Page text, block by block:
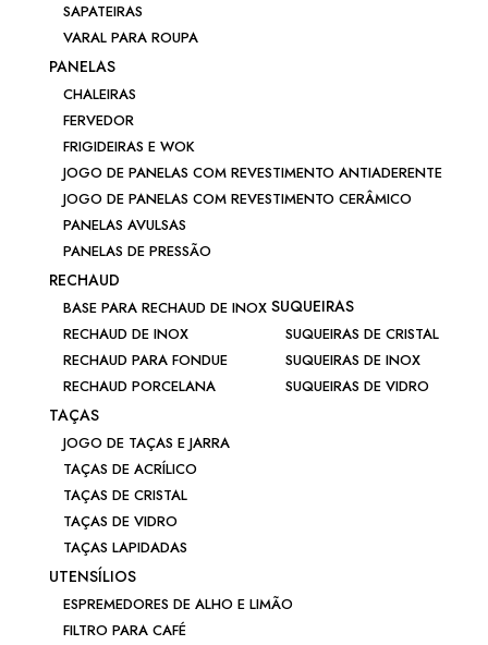
SAPATEIRAS
VARAL PARA ROUPA
PANELAS
CHALEIRAS
FERVEDOR
FRIGIDEIRAS E WOK
JOGO DE PANELAS COM REVESTIMENTO ANTIADERENTE
JOGO DE PANELAS COM REVESTIMENTO CERÂMICO
PANELAS AVULSAS
PANELAS DE PRESSÃO
RECHAUD
BASE PARA RECHAUD DE INOX
RECHAUD DE INOX
RECHAUD PARA FONDUE
RECHAUD PORCELANA
SUQUEIRAS
SUQUEIRAS DE CRISTAL
SUQUEIRAS DE INOX
SUQUEIRAS DE VIDRO
TAÇAS
JOGO DE TAÇAS E JARRA
TAÇAS DE ACRÍLICO
TAÇAS DE CRISTAL
TAÇAS DE VIDRO
TAÇAS LAPIDADAS
UTENSÍLIOS
ESPREMEDORES DE ALHO E LIMÃO
FILTRO PARA CAFÉ